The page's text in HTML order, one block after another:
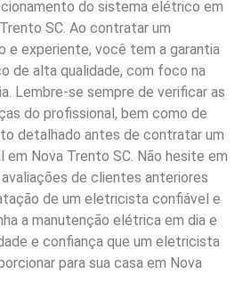
do sistema elétrico em
SC. Ao contratar um
experiente, você tem a garantia
de alta qualidade, com foco na
Lembre-se sempre de verificar as
do profissional, bem como de
detalhado antes de contratar um
Nova Trento SC. Não hesite em
de clientes anteriores
de um eletricista confiável e
a manutenção elétrica em dia e
e confiança que um eletricista
para sua casa em Nova